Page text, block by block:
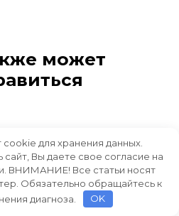
может
cookie для хранения данных.
Вы даете свое согласие на
ВНИМАНИЕ! Все статьи носят
Обязательно обращайтесь к
диагноза.
OK